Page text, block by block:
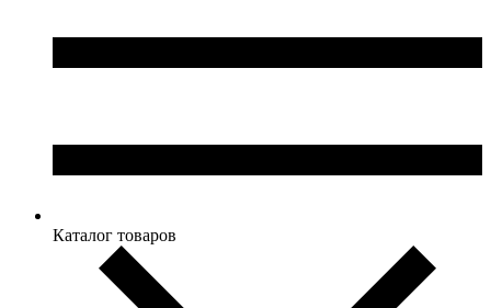
Каталог товаров